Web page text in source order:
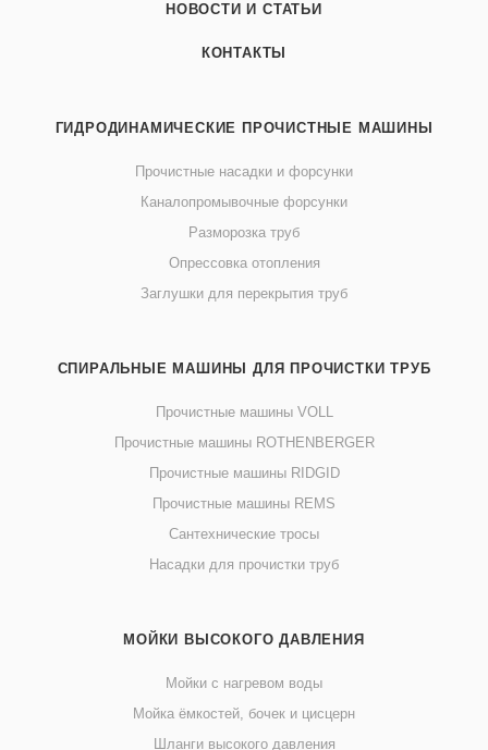
НОВОСТИ И СТАТЬИ
КОНТАКТЫ
ГИДРОДИНАМИЧЕСКИЕ ПРОЧИСТНЫЕ МАШИНЫ
Прочистные насадки и форсунки
Каналопромывочные форсунки
Разморозка труб
Опрессовка отопления
Заглушки для перекрытия труб
СПИРАЛЬНЫЕ МАШИНЫ ДЛЯ ПРОЧИСТКИ ТРУБ
Прочистные машины VOLL
Прочистные машины ROTHENBERGER
Прочистные машины RIDGID
Прочистные машины REMS
Сантехнические тросы
Насадки для прочистки труб
МОЙКИ ВЫСОКОГО ДАВЛЕНИЯ
Мойки с нагревом воды
Мойка ёмкостей, бочек и цисцерн
Шланги высокого давления